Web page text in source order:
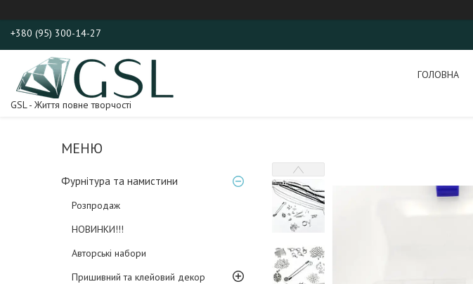
+380 (95) 300-14-27
GSL - Життя повне творчості
ГОЛОВНА
Фурнітура та намистини
Розпродаж
НОВИНКИ!!!
Авторські набори
Пришивний та клейовий декор